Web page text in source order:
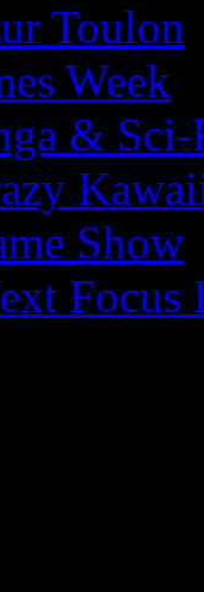
Toulon
Week
&
Show